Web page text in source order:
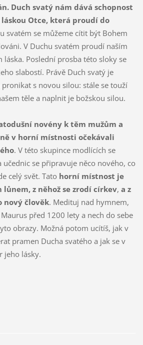
Duch svatý nám dává schopnost
Otce, která proudí do
svatém se můžeme cítit být Bohem
V Duchu svatém proudí naším
láska. Poslední prosba této sloky se
slabostí. Právě Duch svatý je
s novou silou: stále se touží
těle a naplnit je božskou silou.
novény k těm mužům a
v horní místnosti očekávali
. V této skupince modlících se
učednic se připravuje něco nového, co
celý svět. Tato horní místnost je
z něhož se zrodí církev, a z
nový člověk. Medituj nad hymnem,
před 1200 lety a nech do sebe
obrazy. Možná potom ucítíš, jak v
pramen Ducha svatého a jak se v
jeho lásky.